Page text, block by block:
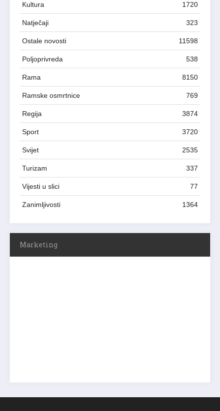
Kultura 1720
Natječaji 323
Ostale novosti 11598
Poljoprivreda 538
Rama 8150
Ramske osmrtnice 769
Regija 3874
Sport 3720
Svijet 2535
Turizam 337
Vijesti u slici 77
Zanimljivosti 1364
Marketing